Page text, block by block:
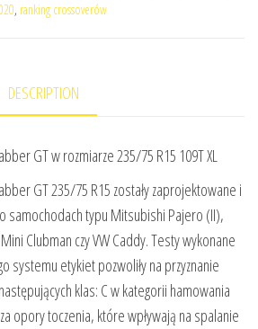
, ranking crossoverów
DESCRIPTION
GT w rozmiarze 235/75 R15 109T XL
GT 235/75 R15 zostały zaprojektowane i
samochodach typu Mitsubishi Pajero (II),
Clubman czy VW Caddy. Testy wykonane
systemu etykiet pozwoliły na przyznanie
klas: C w kategorii hamowania
opory toczenia, które wpływają na spalanie